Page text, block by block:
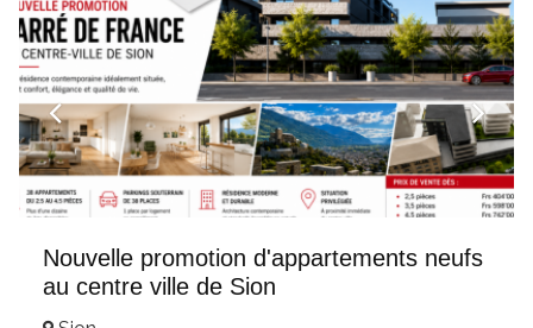
Nouvelle promotion d'appartements neufs
au centre ville de Sion